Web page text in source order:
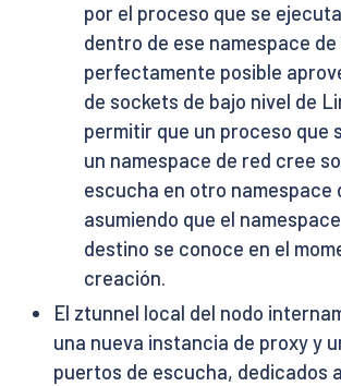
por el proceso que se
dentro de ese namespace de
perfectamente posible
de sockets de bajo nivel de
permitir que un proceso que
un namespace de red cree
escucha en otro namespace
asumiendo que el
destino se conoce en el
creación.
El ztunnel local del nodo
una nueva instancia de proxy y
puertos de escucha, dedicados